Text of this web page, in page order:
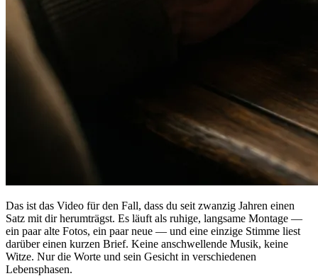
Das ist das Video für den Fall, dass du seit zwanzig Jahren einen
Satz mit dir herumträgst. Es läuft als ruhige, langsame Montage —
ein paar alte Fotos, ein paar neue — und eine einzige Stimme liest
darüber einen kurzen Brief. Keine anschwellende Musik, keine
Witze. Nur die Worte und sein Gesicht in verschiedenen
Lebensphasen.